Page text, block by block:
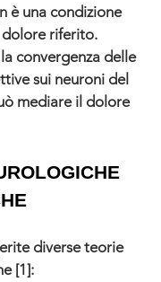
è una condizione
dolore riferito.
convergenza delle
sui neuroni del
mediare il dolore
diverse teorie
[1]: